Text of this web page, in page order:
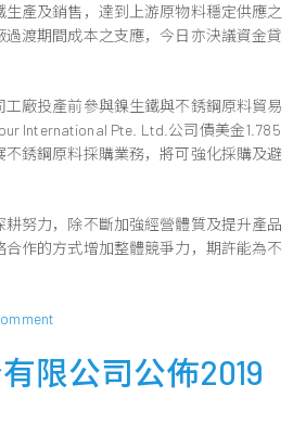
產及銷售，達到上游原物料穩定供應之
渡期間成本之支應，今日亦決議資金貸
廠投產前參與鎳生鐵與不銹鋼原料貿易
International Pte. Ltd.公司債美金1.785
銹鋼原料採購業務，將可強化採購及避
努力，除不斷加強經營體質及提升產品
作的方式增加整體競爭力，期許能為不
新
麗
限公司公佈2019